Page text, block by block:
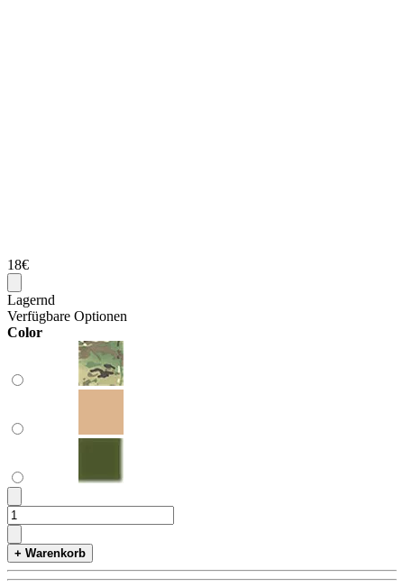
18€
Lagernd
Verfügbare Optionen
Color
+ Warenkorb